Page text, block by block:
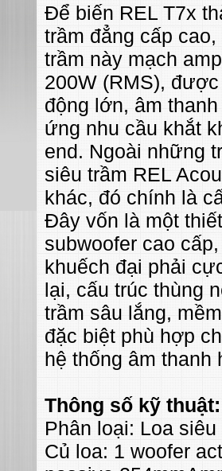
Để biến REL T7x
trầm đẳng cấp
trầm này mạch
200W (RMS),
động lớn, âm
ứng nhu cầu khắt
end. Ngoài những
siêu trầm REL
khác, đó chính là
Đây vốn là một
subwoofer cao
khuếch đại phải
lại, cấu trúc thùng
trầm sâu lắng,
đặc biệt phù hợp
hệ thống âm thanh
Thông số kỹ
Phân loại: Loa
Củ loa: 1 woofer